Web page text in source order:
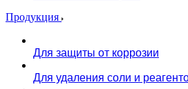
Продукция
Для защиты от коррозии
Для удаления соли и